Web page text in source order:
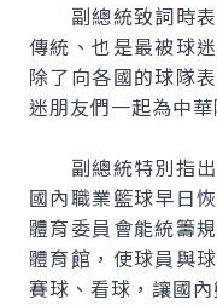
副總統致詞時表
傳統、也是最被球
除了向各國的球隊
迷朋友們一起為中
副總統特別指出
國內職業籃球早日
體育委員會能統籌
體育館，使球員與
賽球、看球，讓國